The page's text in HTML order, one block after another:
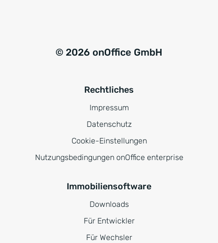
© 2026 onOffice GmbH
Rechtliches
Impressum
Datenschutz
Cookie-Einstellungen
Nutzungsbedingungen onOffice enterprise
Immobiliensoftware
Downloads
Für Entwickler
Für Wechsler